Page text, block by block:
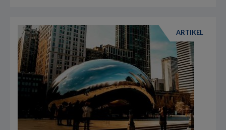
ARTIKEL